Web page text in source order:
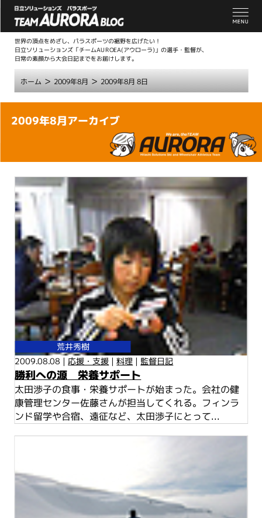
世界の頂点をめざし、パラスポーツの裾野を広げたい！
日立ソリューションズ「チームAUROEA(アウローラ)」の選手・監督が、
日常の素顔から大会日記までをお届けします。
ホーム> 2009年8月 > 2009年8月 8日
本
2009年8月アーカイブ
荒井秀樹
2009.08.08 |応援・支援 |料理 | 監督日記
勝利への源 栄養サポート
太田渉子の食事・栄養サポートが始まった。会社の健
康管理センター佐藤さんが担当してくれる。フィンラ
ンド留学や合宿、遠征など、太田渉子にとって...